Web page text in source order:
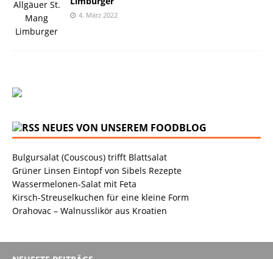
4. März 2022
NEUES VON UNSEREM FOODBLOG
Bulgursalat (Couscous) trifft Blattsalat
Grüner Linsen Eintopf von Sibels Rezepte
Wassermelonen-Salat mit Feta
Kirsch-Streuselkuchen für eine kleine Form
Orahovac – Walnusslikör aus Kroatien